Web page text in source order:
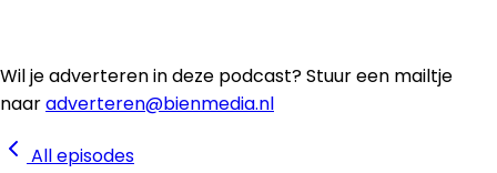
Wil je adverteren in deze podcast? Stuur een mailtje
naaradverteren@bienmedia.nl
All episodes